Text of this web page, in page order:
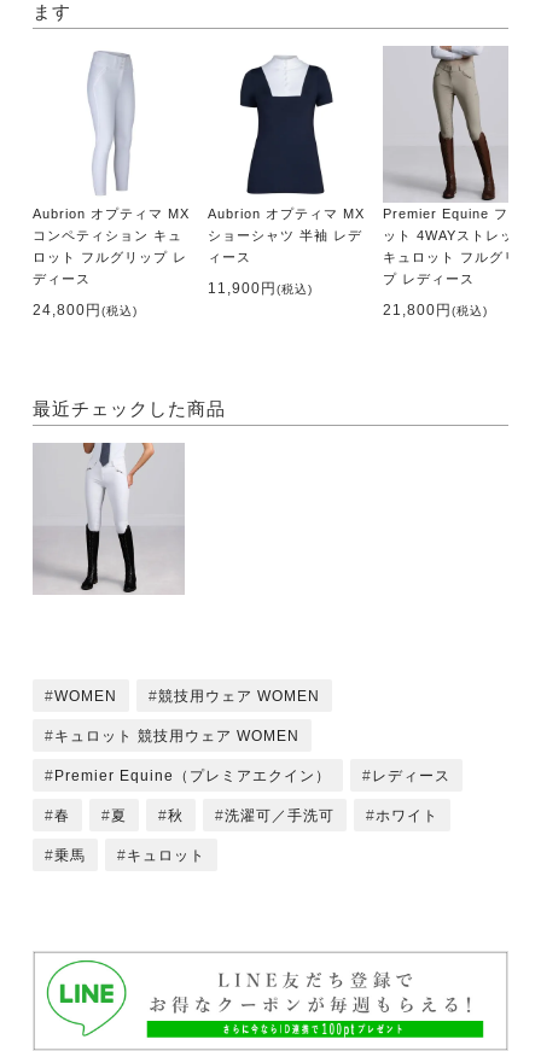
ます
Aubrion オプティマ MX
コンペティション キュ
ロット フルグリップ レ
ディース
24,800円(税込)
Aubrion オプティマ MX
ショーシャツ 半袖 レデ
ィース
11,900円(税込)
Premier Equine フィレ
ット 4WAYストレッチ
キュロット フルグリッ
プ レディース
21,800円(税込)
最近チェックした商品
WOMEN 競技用ウェア WOMEN
キュロット 競技用ウェア WOMEN
Premier Equine（プレミアエクイン） レディース
春 夏 秋 洗濯可／手洗可 ホワイト
乗馬 キュロット